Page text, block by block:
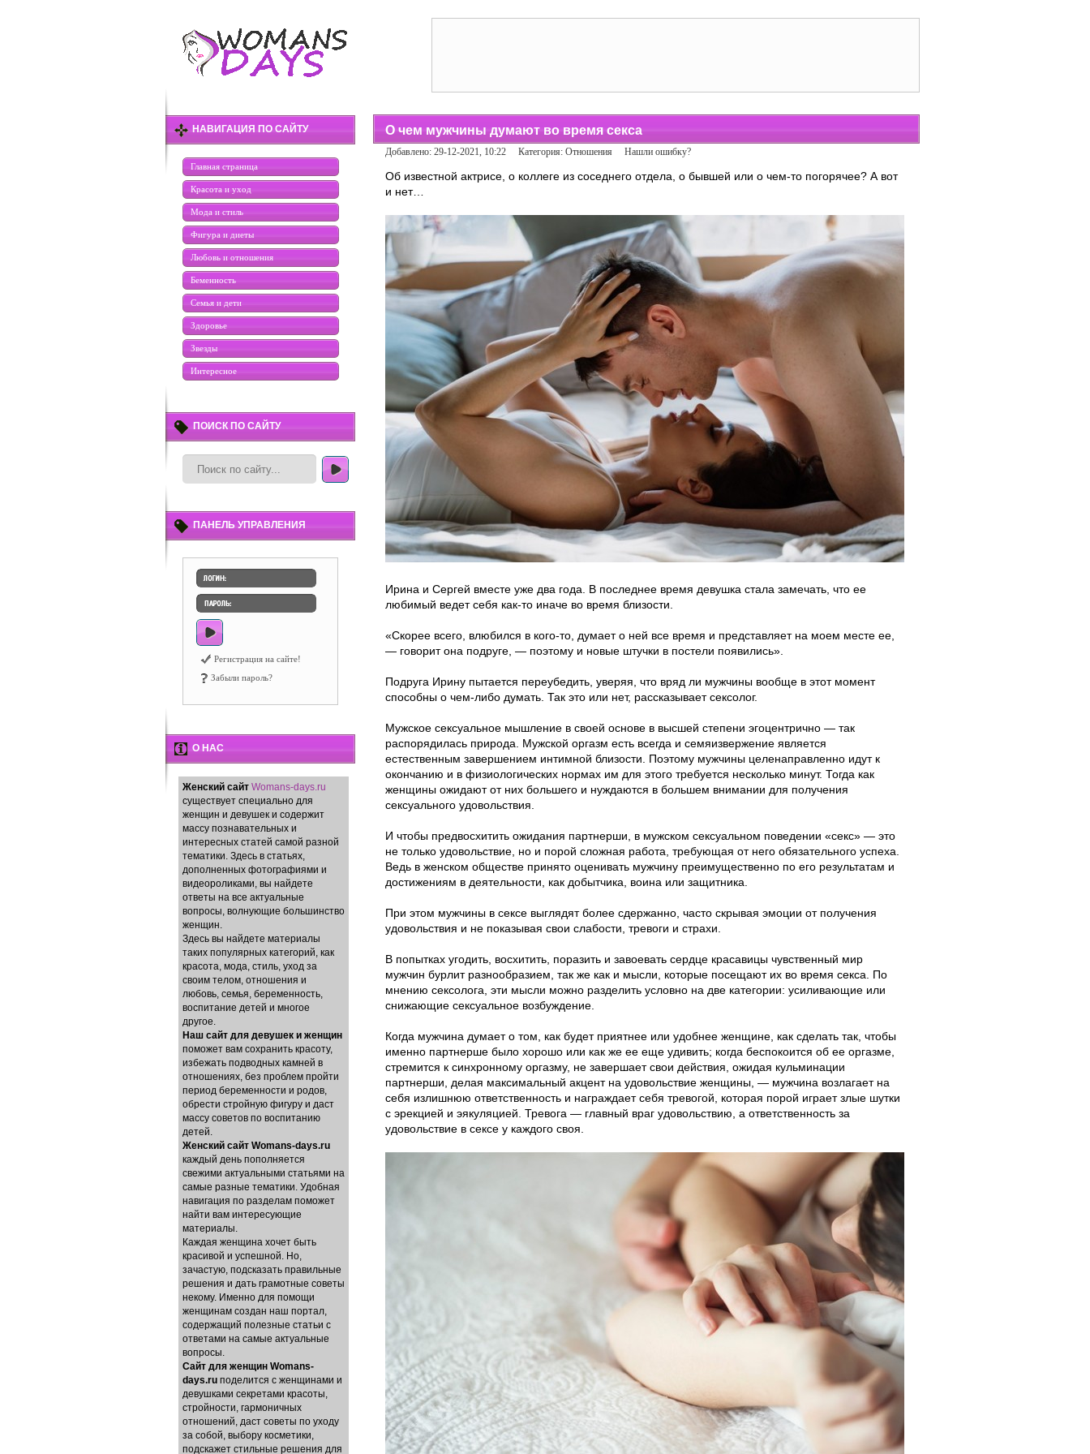
НАВИГАЦИЯ ПО САЙТУ
Главная страница
Красота и уход
Мода и стиль
Фигура и диеты
Любовь и отношения
Беменность
Семья и дети
Здоровье
Звезды
Интересное
ПОИСК ПО САЙТУ
ПАНЕЛЬ УПРАВЛЕНИЯ
Регистрация на сайте!
Забыли пароль?
О НАС
Женский сайт Womans-days.ru
существует специально для
женщин и девушек и содержит
массу познавательных и
интересных статей самой разной
тематики. Здесь в статьях,
дополненных фотографиями и
видеороликами, вы найдете
ответы на все актуальные
вопросы, волнующие большинство
женщин.
Здесь вы найдете материалы
таких популярных категорий, как
красота, мода, стиль, уход за
своим телом, отношения и
любовь, семья, беременность,
воспитание детей и многое
другое.
Наш сайт для девушек и женщин
поможет вам сохранить красоту,
избежать подводных камней в
отношениях, без проблем пройти
период беременности и родов,
обрести стройную фигуру и даст
массу советов по воспитанию
детей.
Женский сайт Womans-days.ru
каждый день пополняется
свежими актуальными статьями на
самые разные тематики. Удобная
навигация по разделам поможет
найти вам интересующие
материалы.
Каждая женщина хочет быть
красивой и успешной. Но,
зачастую, подсказать правильные
решения и дать грамотные советы
некому. Именно для помощи
женщинам создан наш портал,
содержащий полезные статьи с
ответами на самые актуальные
вопросы.
Cайт для женщин Womans-
days.ru поделится с женщинами и
девушками секретами красоты,
стройности, гармоничных
отношений, даст советы по уходу
за собой, выбору косметики,
подскажет стильные решения для
О чем мужчины думают во время секса
Добавлено: 29-12-2021, 10:22 Категория: Отношения Нашли ошибку?
Об известной актрисе, о коллеге из соседнего отдела, о бывшей или о чем-то погорячее? А вот
и нет…
Ирина и Сергей вместе уже два года. В последнее время девушка стала замечать, что ее
любимый ведет себя как-то иначе во время близости.
«Скорее всего, влюбился в кого-то, думает о ней все время и представляет на моем месте ее,
— говорит она подруге, — поэтому и новые штучки в постели появились».
Подруга Ирину пытается переубедить, уверяя, что вряд ли мужчины вообще в этот момент
способны о чем-либо думать. Так это или нет, рассказывает сексолог.
Мужское сексуальное мышление в своей основе в высшей степени эгоцентрично — так
распорядилась природа. Мужской оргазм есть всегда и семяизвержение является
естественным завершением интимной близости. Поэтому мужчины целенаправленно идут к
окончанию и в физиологических нормах им для этого требуется несколько минут. Тогда как
женщины ожидают от них большего и нуждаются в большем внимании для получения
сексуального удовольствия.
И чтобы предвосхитить ожидания партнерши, в мужском сексуальном поведении «секс» — это
не только удовольствие, но и порой сложная работа, требующая от него обязательного успеха.
Ведь в женском обществе принято оценивать мужчину преимущественно по его результатам и
достижениям в деятельности, как добытчика, воина или защитника.
При этом мужчины в сексе выглядят более сдержанно, часто скрывая эмоции от получения
удовольствия и не показывая свои слабости, тревоги и страхи.
В попытках угодить, восхитить, поразить и завоевать сердце красавицы чувственный мир
мужчин бурлит разнообразием, так же как и мысли, которые посещают их во время секса. По
мнению сексолога, эти мысли можно разделить условно на две категории: усиливающие или
снижающие сексуальное возбуждение.
Когда мужчина думает о том, как будет приятнее или удобнее женщине, как сделать так, чтобы
именно партнерше было хорошо или как же ее еще удивить; когда беспокоится об ее оргазме,
стремится к синхронному оргазму, не завершает свои действия, ожидая кульминации
партнерши, делая максимальный акцент на удовольствие женщины, — мужчина возлагает на
себя излишнюю ответственность и награждает себя тревогой, которая порой играет злые шутки
с эрекцией и эякуляцией. Тревога — главный враг удовольствию, а ответственность за
удовольствие в сексе у каждого своя.